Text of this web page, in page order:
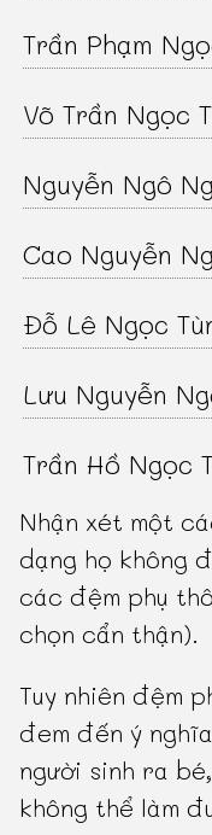
Trần Phạm
Võ Trần Ngọc
Nguyễn Ngô
Cao Nguyễn
Đỗ Lê Ngọc
Lưu Nguyễn
Trần Hồ Ngọc
Nhận xét một
dạng họ không
các đệm phụ
chọn cẩn thận).
Tuy nhiên đệm
đem đến ý
người sinh ra
không thể làm